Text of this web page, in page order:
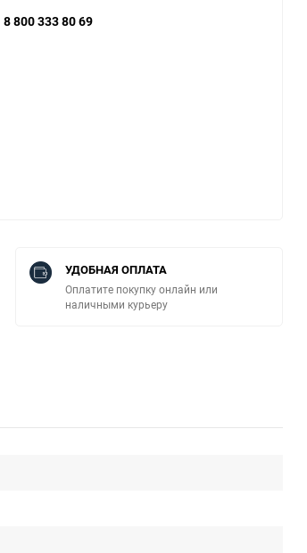
8 800 333 80 69
УДОБНАЯ ОПЛАТА
Оплатите покупку онлайн или
наличными курьеру